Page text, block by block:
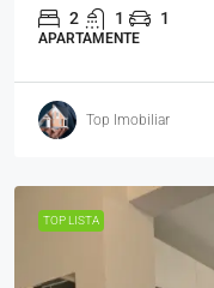
2 1 1
APARTAMENTE
Top Imobiliar
TOP LISTA